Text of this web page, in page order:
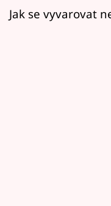
Jak se vyvarovat